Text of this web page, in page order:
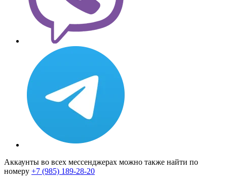
Аккаунты во всех мессенджерах можно также найти по
номеру +7 (985) 189-28-20